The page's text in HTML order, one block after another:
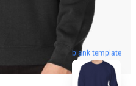
blank template